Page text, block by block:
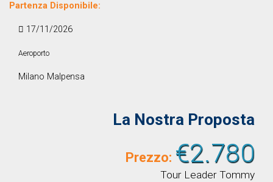
Partenza Disponibile:
17/11/2026
Aeroporto
Milano Malpensa
La Nostra Proposta
Prezzo: €2.780
Tour Leader Tommy